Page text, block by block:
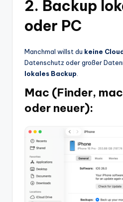
2. Backup
oder PC
Manchmal willst du keine
Datenschutz oder großer
lokales Backup.
Mac (Finder,
oder neuer):